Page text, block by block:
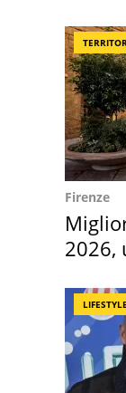
Firenze
2026,
LIFESTYLE